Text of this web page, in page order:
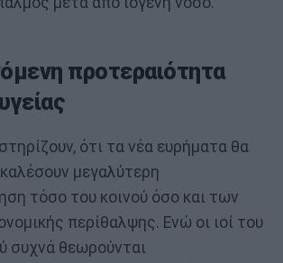
προτεραιότητα
ότι τα νέα ευρήματα θα
μεγαλύτερη
τόσο του κοινού όσο και των
περίθαλψης. Ενώ οι ιοί του
συχνά θεωρούνται